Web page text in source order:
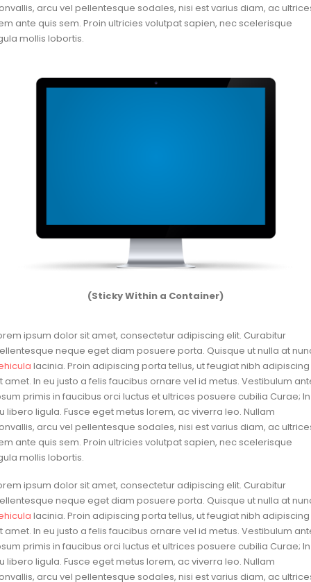
arcu vel pellentesque sodales, nisi est varius diam, ac
ante quis sem. Proin ultricies volutpat sapien, nec scelerisque
mollis lobortis.
(Sticky Within a Container)
ipsum dolor sit amet, consectetur adipiscing elit. Curabitur
neque eget diam posuere porta. Quisque ut nulla at
lacinia. Proin adipiscing porta tellus, ut feugiat nibh adipiscing
amet. In eu justo a felis faucibus ornare vel id metus. Vestibulum
primis in faucibus orci luctus et ultrices posuere cubilia Curae; In
libero ligula. Fusce eget metus lorem, ac viverra leo. Nullam
arcu vel pellentesque sodales, nisi est varius diam, ac
ante quis sem. Proin ultricies volutpat sapien, nec scelerisque
mollis lobortis.
ipsum dolor sit amet, consectetur adipiscing elit. Curabitur
neque eget diam posuere porta. Quisque ut nulla at
lacinia. Proin adipiscing porta tellus, ut feugiat nibh adipiscing
amet. In eu justo a felis faucibus ornare vel id metus. Vestibulum
primis in faucibus orci luctus et ultrices posuere cubilia Curae; In
libero ligula. Fusce eget metus lorem, ac viverra leo. Nullam
arcu vel pellentesque sodales, nisi est varius diam, ac